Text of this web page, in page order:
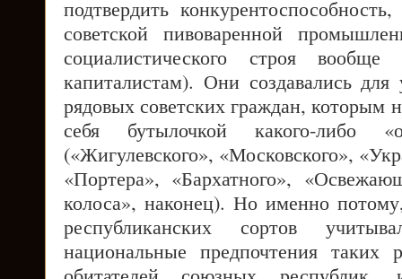
подтвердить
советской пивоваренной
социалистического строя
капиталистам). Они создавались
рядовых советских граждан, которым
себя бутылочкой какого-либо
(«Жигулевского», «Московского»,
«Портера», «Бархатного»,
колоса», наконец). Но именно
республиканских сортов
национальные предпочтения